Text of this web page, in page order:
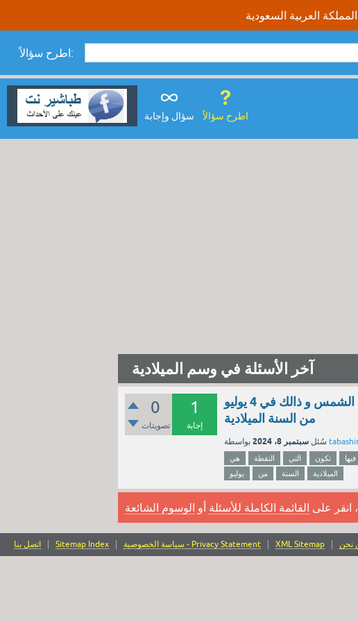
اطرح سؤالاً:
سؤال وإجابة اطرح سؤالاً
آخر الأسئلة في وسم الميلادية
0
تصويتات
1
إجابة
هي النقطة التي تكون فيها الأرض في أبعد مسافة عن الشمس و ذالك في 4 يوليو
من السنة الميلادية
سُئل سبتمبر 8، 2024
هي النقطة التي تكون فيها
يوليو
من السنة الميلادية
انقر على القائمة الكاملة للأسئلة أو الوسوم الشائعة
اتصل بنا Sitemap Index سياسة الخصوصية - Privacy Statement XML Sitemap نحن